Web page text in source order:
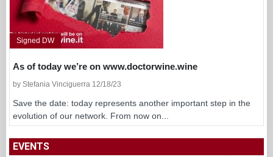
Signed DW
As of today we’re on www.doctorwine.wine
by Stefania Vinciguerra 12/18/23
Save the date: today represents another important step in the
evolution of our network. From now on...
EVENTS